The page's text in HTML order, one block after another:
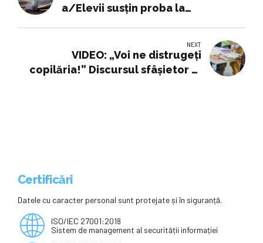
a/Elevii susțin proba la
NEXT
VIDEO: „Voi ne distrugeți
copilăria!” Discursul sfâșietor al
Certificări
Datele cu caracter personal sunt protejate și în siguranță.
ISO/IEC 27001:2018
Sistem de management al securității informației